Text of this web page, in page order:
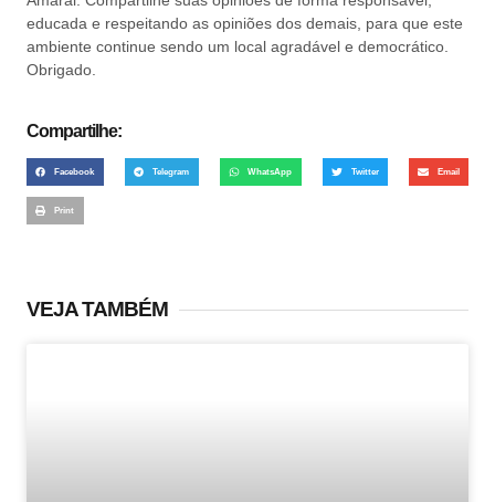
educada e respeitando as opiniões dos demais, para que este
ambiente continue sendo um local agradável e democrático.
Obrigado.
Compartilhe:
Facebook Telegram WhatsApp Twitter Email
Print
VEJA TAMBÉM